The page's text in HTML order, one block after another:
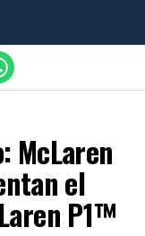
McLaren
el
P1™